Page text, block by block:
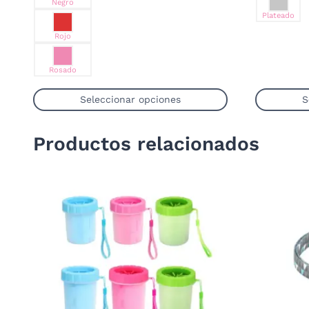
Negro
Rojo
Rosado
Seleccionar opciones
producto
tiene
Las
opciones
pueden
elegir
en
Plateado
Productos relacionados